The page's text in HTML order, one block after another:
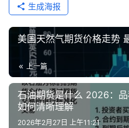
生成海报
美国天然气期货价格走势
上一篇
石油期货是什么 2026：
如何清晰理解
2026年2月27日 上午11:21